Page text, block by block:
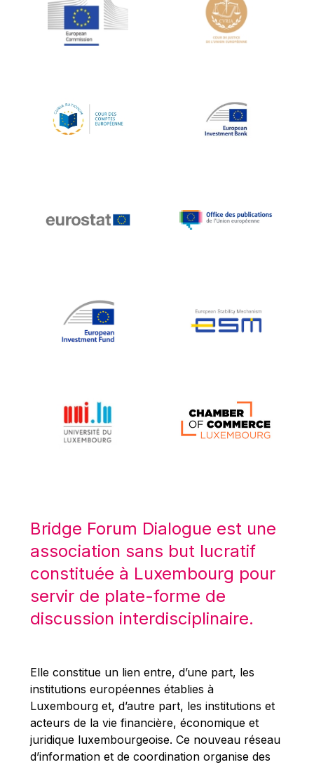
Jean-Louis Schiltz
Jean-Victor Louis
Johnny Åkerholm
Katharien L.C. Hunt
Klaus-Heiner Lehne
Koen LENAERTS
Lars Heikensten
Lucas Papademos
Máire Geoghegan-Quinn
Mario Centeno
Mario Monti
Maroš ŠEFČOVIČ
Martin Bailey
Martine Reicherts
Michael Sohlman
Michel Goedert
Mireille Delmas-Marty
Nobuo Tanaka
Bridge Forum Dialogue est une
association sans but lucratif
constituée à Luxembourg pour
servir de plate-forme de
discussion interdisciplinaire.
Elle constitue un lien entre, d’une part, les
institutions européennes établies à
Luxembourg et, d’autre part, les institutions et
acteurs de la vie financière, économique et
juridique luxembourgeoise. Ce nouveau réseau
d’information et de coordination organise des